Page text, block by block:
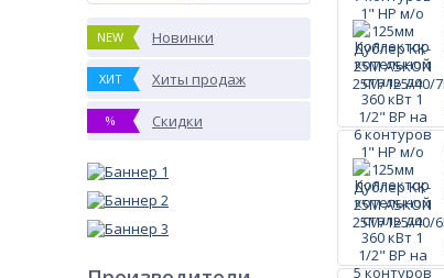
NEW Новинки
ХИТ Хиты продаж
% Скидки